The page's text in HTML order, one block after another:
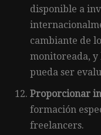
disponible a
cambiante de
monitoreada, y
pueda ser
Proporcionar
formación
freelancers.